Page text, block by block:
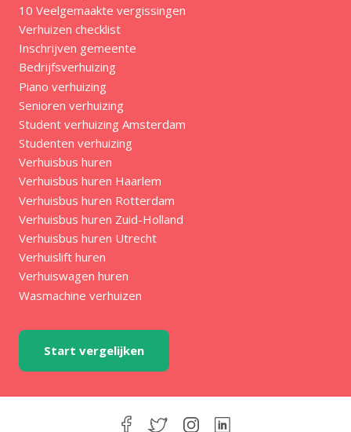
10 Veelgemaakte vergissingen
Verhuizen checklist
Inschrijven gemeente
Bedrijfsverhuizing
Piano verhuizing
Senioren verhuizing
Student verhuizing Amsterdam
Studenten verhuizing
Verhuisbus huren
Verhuisbus huren Haarlem
Verhuisbus huren Rotterdam
Verhuisbus huren Zuid-Holland
Verhuisbus huren Utrecht
Verhuislift huren
Verhuiswagen huren
Wasmachine verhuizen
Start vergelijken